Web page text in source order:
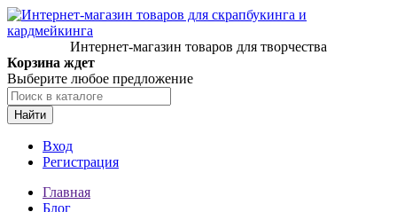
Интернет-магазин товаров для творчества
Корзина ждет
Выберите любое предложение
Найти
Вход
Регистрация
Главная
Блог